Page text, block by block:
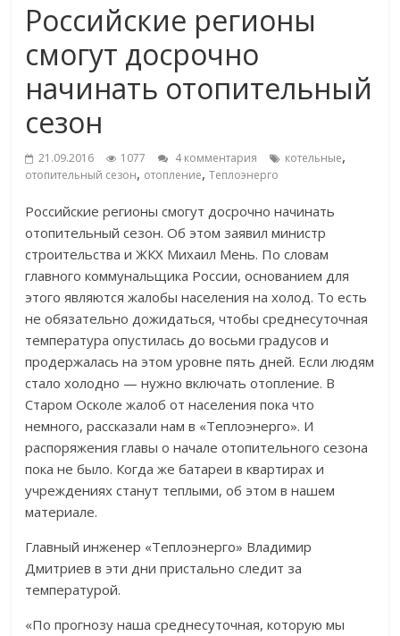
Российские регионы
смогут досрочно
начинать отопительный
сезон
21.09.2016 1077 4 комментария котельные,
отопительный сезон, отопление,Теплоэнерго
Российские регионы смогут досрочно начинать
отопительный сезон. Об этом заявил министр
строительства и ЖКХ Михаил Мень. По словам
главного коммунальщика России, основанием для
этого являются жалобы населения на холод. То есть
не обязательно дожидаться, чтобы среднесуточная
температура опустилась до восьми градусов и
продержалась на этом уровне пять дней. Если людям
стало холодно — нужно включать отопление. В
Старом Осколе жалоб от населения пока что
немного, рассказали нам в «Теплоэнерго». И
распоряжения главы о начале отопительного сезона
пока не было. Когда же батареи в квартирах и
учреждениях станут теплыми, об этом в нашем
материале.
Главный инженер «Теплоэнерго» Владимир
Дмитриев в эти дни пристально следит за
температурой.
«По прогнозу наша среднесуточная, которую мы